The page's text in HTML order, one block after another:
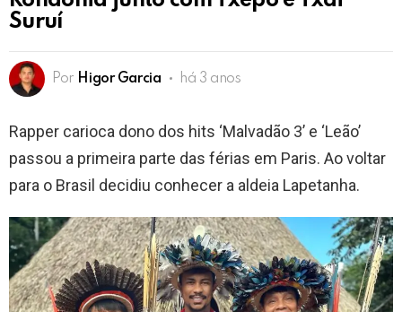
Suruí
Por Higor Garcia há 3 anos
Rapper carioca dono dos hits ‘Malvadão 3’ e ‘Leão’
passou a primeira parte das férias em Paris. Ao voltar
para o Brasil decidiu conhecer a aldeia Lapetanha.